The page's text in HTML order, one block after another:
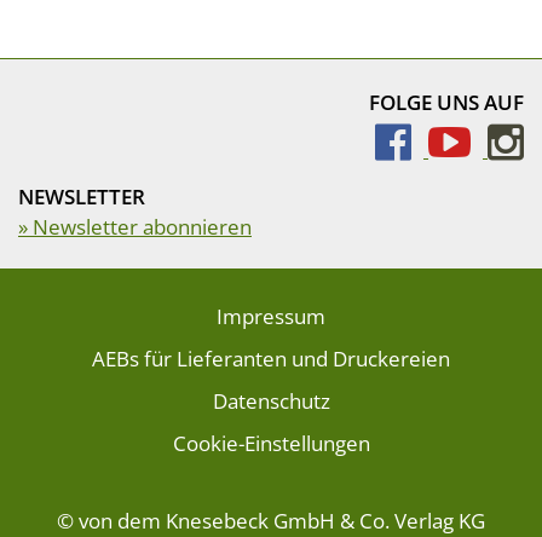
FOLGE UNS AUF
NEWSLETTER
» Newsletter abonnieren
Impressum
AEBs für Lieferanten und Druckereien
Datenschutz
Cookie-Einstellungen
© von dem Knesebeck GmbH & Co. Verlag KG